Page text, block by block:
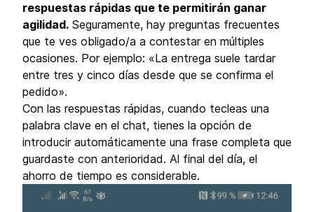
respuestas rápidas que te permitirán ganar
agilidad. Seguramente, hay preguntas frecuentes
que te ves obligado/a a contestar en múltiples
ocasiones. Por ejemplo: «La entrega suele tardar
entre tres y cinco días desde que se confirma el
pedido».
Con las respuestas rápidas, cuando tecleas una
palabra clave en el chat, tienes la opción de
introducir automáticamente una frase completa que
guardaste con anterioridad. Al final del día, el
ahorro de tiempo es considerable.